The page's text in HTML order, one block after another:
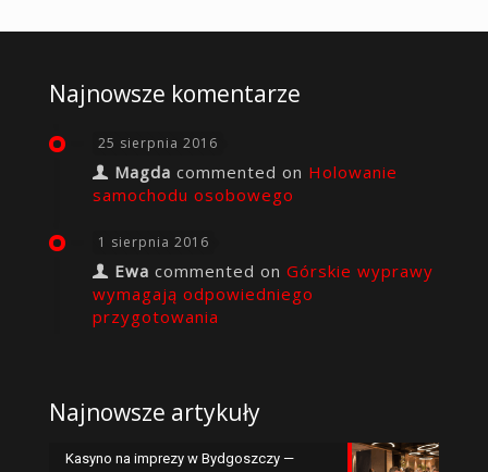
Najnowsze komentarze
25 sierpnia 2016
Magda commented on Holowanie
samochodu osobowego
1 sierpnia 2016
Ewa commented on Górskie wyprawy
wymagają odpowiedniego
przygotowania
Najnowsze artykuły
Kasyno na imprezy w Bydgoszczy —